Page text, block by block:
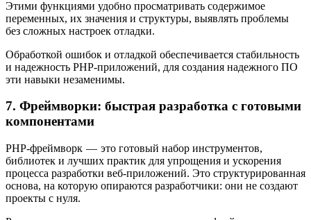
Этими функциями удобно просматривать содержимое
переменных, их значения и структуры, выявлять проблемы
без сложных настроек отладки.
Обработкой ошибок и отладкой обеспечивается стабильность
и надежность PHP-приложений, для создания надежного ПО
эти навыки незаменимы.
7. Фреймворки: быстрая разработка с готовыми
компонентами
PHP-фреймворк — это готовый набор инструментов,
библиотек и лучших практик для упрощения и ускорения
процесса разработки веб-приложений. Это структурированная
основа, на которую опираются разработчики: они не создают
проекты с нуля.